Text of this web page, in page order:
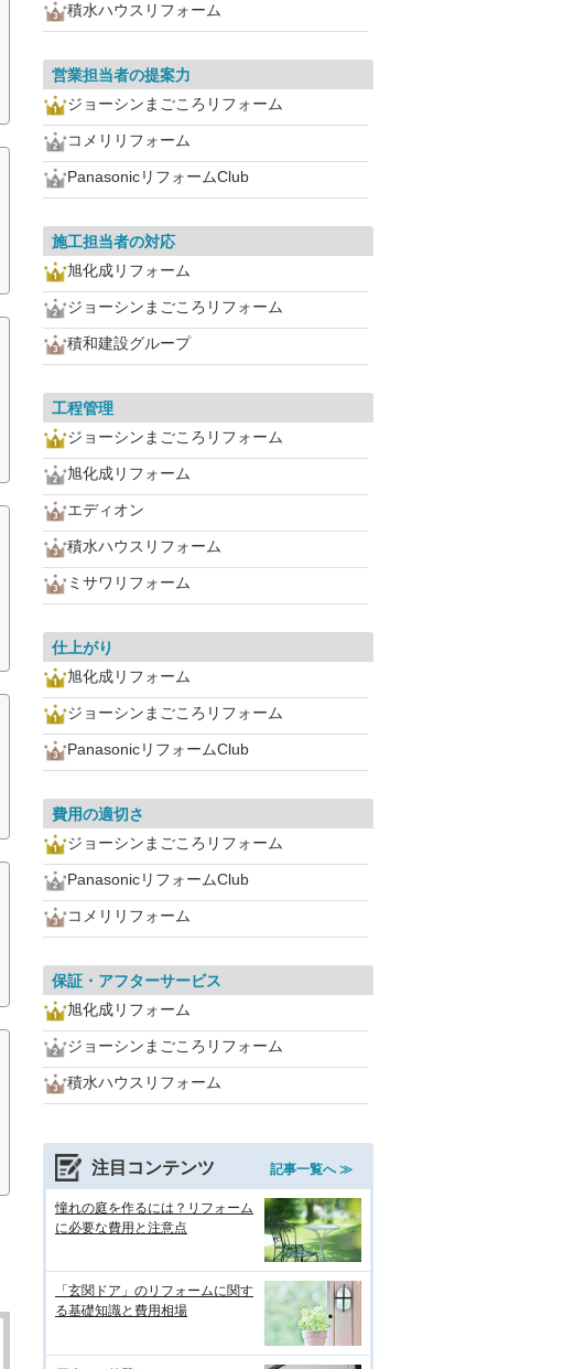
積水ハウスリフォーム
営業担当者の提案力
ジョーシンまごころリフォーム
コメリリフォーム
PanasonicリフォームClub
施工担当者の対応
旭化成リフォーム
ジョーシンまごころリフォーム
積和建設グループ
工程管理
ジョーシンまごころリフォーム
旭化成リフォーム
エディオン
積水ハウスリフォーム
ミサワリフォーム
仕上がり
旭化成リフォーム
ジョーシンまごころリフォーム
PanasonicリフォームClub
費用の適切さ
ジョーシンまごころリフォーム
PanasonicリフォームClub
コメリリフォーム
保証・アフターサービス
旭化成リフォーム
ジョーシンまごころリフォーム
積水ハウスリフォーム
注目コンテンツ 記事一覧へ ≫
憧れの庭を作るには？リフォーム
に必要な費用と注意点
「玄関ドア」のリフォームに関す
る基礎知識と費用相場